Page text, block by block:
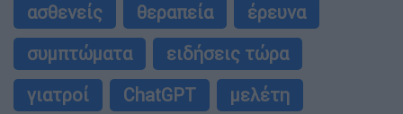
ασθενείς θεραπεία
έρευνα
συμπτώματα
ειδήσεις τώρα
γιατροί
ChatGPT μελέτη